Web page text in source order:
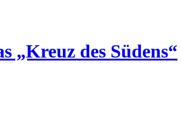
„Kreuz des Südens“